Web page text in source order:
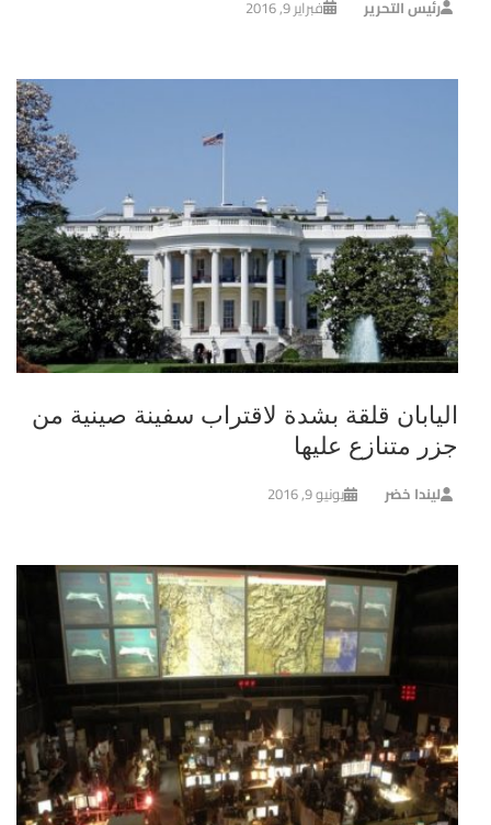
رئيس التحرير فبراير 9, 2016
اليابان قلقة بشدة لاقتراب سفينة صينية من
جزر متنازع عليها
ليندا خضر يونيو 9, 2016